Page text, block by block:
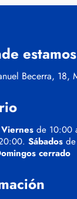
Becerra, 18,
de 10:00
Sábados
cerrado